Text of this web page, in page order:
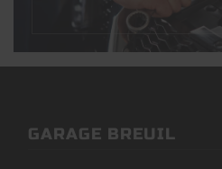
GARAGE BREUIL